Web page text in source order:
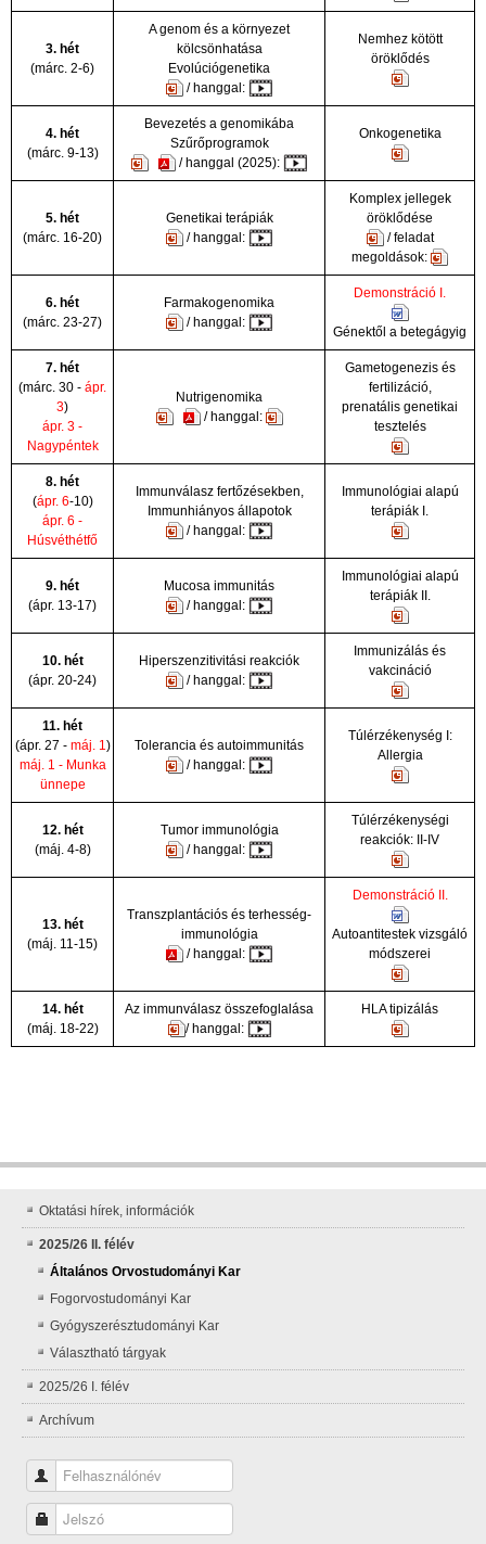
3. hét
(márc. 2-6)
A genom és a környezet
kölcsönhatása
Evolúciógenetika
/ hanggal:
Nemhez kötött
öröklődés
4. hét
(márc. 9-13)
Bevezetés a genomikába
Szűrőprogramok
/ hanggal (2025):
Onkogenetika
5. hét
(márc. 16-20)
Genetikai terápiák
/ hanggal:
Komplex jellegek
öröklődése
/ feladat
megoldások:
6. hét
(márc. 23-27)
Farmakogenomika
/ hanggal:
Demonstráció I.
Génektől a betegágyig
7. hét
(márc. 30 - ápr.
3)
ápr. 3 -
Nagypéntek
Nutrigenomika
/ hanggal:
Gametogenezis és
fertilizáció,
prenatális genetikai
tesztelés
8. hét
(ápr. 6-10)
ápr. 6 -
Húsvéthétfő
Immunválasz fertőzésekben,
Immunhiányos állapotok
/ hanggal:
Immunológiai alapú
terápiák I.
9. hét
(ápr. 13-17)
Mucosa immunitás
/ hanggal:
Immunológiai alapú
terápiák II.
10. hét
(ápr. 20-24)
Hiperszenzitivitási reakciók
/ hanggal:
Immunizálás és
vakcináció
11. hét
(ápr. 27 - máj. 1 )
máj. 1 - Munka
ünnepe
Tolerancia és autoimmunitás
/ hanggal:
Túlérzékenység I:
Allergia
12. hét
(máj. 4-8)
Tumor immunológia
/ hanggal:
Túlérzékenységi
reakciók: II-IV
13. hét
(máj. 11-15)
Transzplantációs és terhesség-
immunológia
/ hanggal:
Demonstráció II.
Autoantitestek vizsgáló
módszerei
14. hét
(máj. 18-22)
Az immunválasz összefoglalása
/ hanggal:
HLA tipizálás
Oktatási hírek, információk
2025/26 II. félév
Általános Orvostudományi Kar
Fogorvostudományi Kar
Gyógyszerésztudományi Kar
Választható tárgyak
2025/26 I. félév
Archívum
Felhasználónév
Jelszó